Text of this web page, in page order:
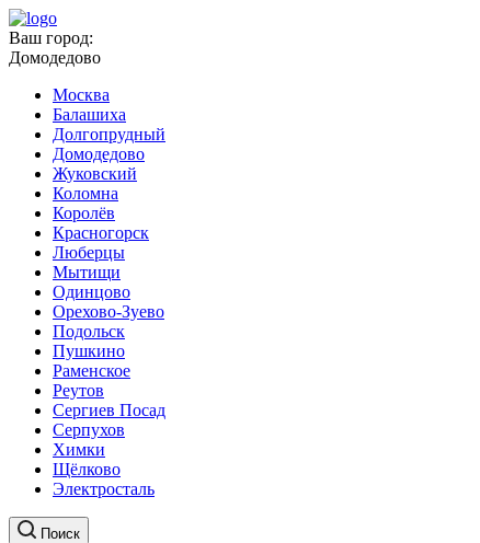
Ваш город:
Домодедово
Москва
Балашиха
Долгопрудный
Домодедово
Жуковский
Коломна
Королёв
Красногорск
Люберцы
Мытищи
Одинцово
Орехово-Зуево
Подольск
Пушкино
Раменское
Реутов
Сергиев Посад
Серпухов
Химки
Щёлково
Электросталь
Поиск